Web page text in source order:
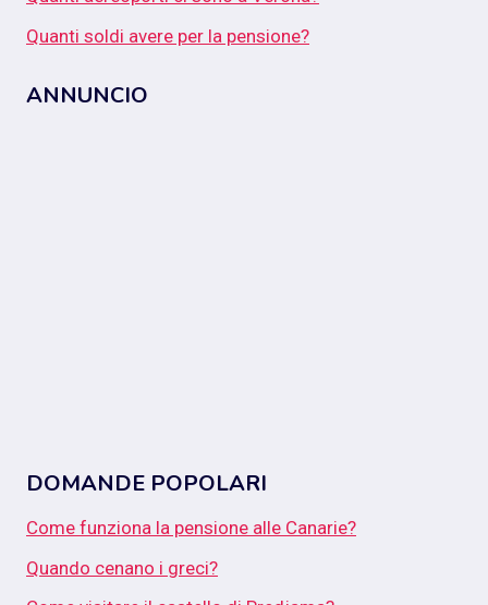
Quanti soldi avere per la pensione?
ANNUNCIO
DOMANDE POPOLARI
Come funziona la pensione alle Canarie?
Quando cenano i greci?